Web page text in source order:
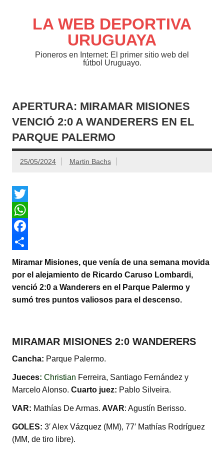
contenidoLA WEB DEPORTIVA
URUGUAYA
Pioneros en Internet: El primer sitio web del
fútbol Uruguayo.
APERTURA: MIRAMAR MISIONES
VENCIÓ 2:0 A WANDERERS EN EL
PARQUE PALERMO
25/05/2024 Martin Bachs
T
w
t
t
e
W
h
a
t
s
p
F
a
c
e
o
k
C
o
m
r
t
r
Miramar Misiones, que venía de una semana movida
por el alejamiento de Ricardo Caruso Lombardi,
venció 2:0 a Wanderers en el Parque Palermo y
sumó tres puntos valiosos para el descenso.
MIRAMAR MISIONES 2:0 WANDERERS
Cancha: Parque Palermo.
Jueces: Christian Ferreira, Santiago Fernández y
Marcelo Alonso. Cuarto juez: Pablo Silveira.
VAR: Mathías De Armas. AVAR: Agustín Berisso.
GOLES: 3′ Alex Vázquez (MM), 77′ Mathías Rodríguez
(MM, de tiro libre).